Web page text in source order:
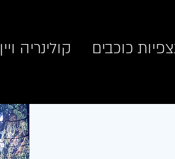
כוכבים קולינריה ויין